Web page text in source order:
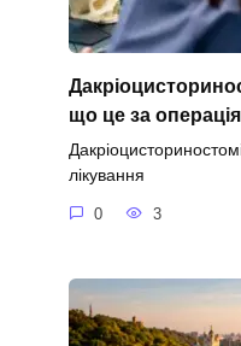
що це за
лікування
0 3